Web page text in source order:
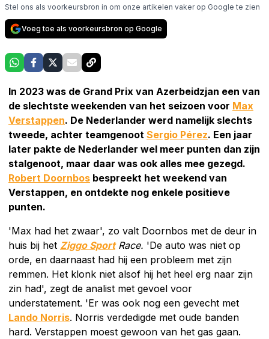
Stel ons als voorkeursbron in om onze artikelen vaker op Google te zien
Voeg toe als voorkeursbron op Google
In 2023 was de Grand Prix van Azerbeidzjan een van
de slechtste weekenden van het seizoen voor Max
Verstappen. De Nederlander werd namelijk slechts
tweede, achter teamgenoot Sergio Pérez. Een jaar
later pakte de Nederlander wel meer punten dan zijn
stalgenoot, maar daar was ook alles mee gezegd.
Robert Doornbos bespreekt het weekend van
Verstappen, en ontdekte nog enkele positieve
punten.
'Max had het zwaar', zo valt Doornbos met de deur in
huis bij het Ziggo SportRace. 'De auto was niet op
orde, en daarnaast had hij een probleem met zijn
remmen. Het klonk niet alsof hij het heel erg naar zijn
zin had', zegt de analist met gevoel voor
understatement. 'Er was ook nog een gevecht met
Lando Norris. Norris verdedigde met oude banden
hard. Verstappen moest gewoon van het gas gaan.